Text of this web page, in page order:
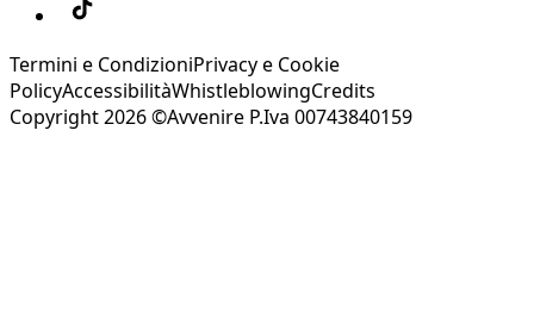
Termini e CondizioniPrivacy e Cookie
PolicyAccessibilitàWhistleblowingCredits
Copyright 2026 ©Avvenire P.Iva 00743840159